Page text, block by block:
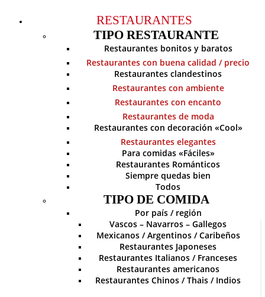
RESTAURANTES
TIPO RESTAURANTE
Restaurantes bonitos y baratos
Restaurantes con buena calidad / precio
Restaurantes clandestinos
Restaurantes con ambiente
Restaurantes con encanto
Restaurantes de moda
Restaurantes con decoración «Cool»
Restaurantes elegantes
Para comidas «Fáciles»
Restaurantes Románticos
Siempre quedas bien
Todos
TIPO DE COMIDA
Por país / región
Vascos – Navarros – Gallegos
Mexicanos / Argentinos / Caribeños
Restaurantes Japoneses
Restaurantes Italianos / Franceses
Restaurantes americanos
Restaurantes Chinos / Thais / Indios